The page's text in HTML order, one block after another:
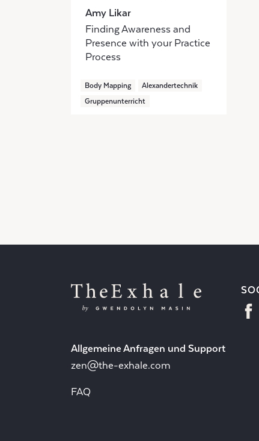
Amy Likar
Finding Awareness and
Presence with your Practice
Process
Body Mapping
Alexandertechnik
Gruppenunterricht
Allgemeine Anfragen und Support
zen@the-exhale.com
FAQ